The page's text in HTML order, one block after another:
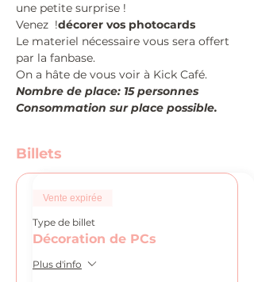
une petite surprise !
Venez !décorer vos photocards
Le materiel nécessaire vous sera offert
par la fanbase.
On a hâte de vous voir à Kick Café.
Nombre de place: 15 personnes
Consommation sur place possible.
Billets
Vente expirée
Type de billet
Décoration de PCs
Plus d'info